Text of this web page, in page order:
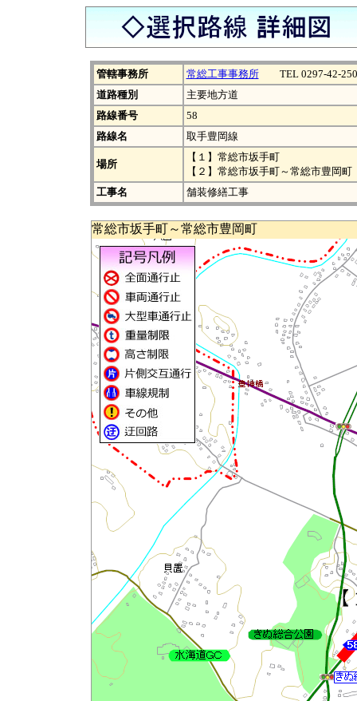
管轄事務所 常総工事事務所TEL 0297-42-
道路種別
主要地方道
路線番号
58
路線名
取手豊岡線
場所
【１】常総市坂手町
【２】常総市坂手町～常総市豊岡町
工事名
舗装修繕工事
常総市坂手町～常総市豊岡町